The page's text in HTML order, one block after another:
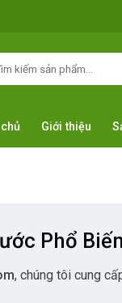
Giới thiệu
Phổ
, chúng tôi cung